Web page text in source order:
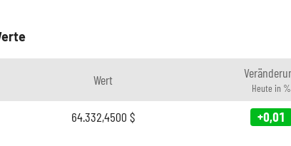
Wert
Heute in %
64.332,4500 $ +0,01